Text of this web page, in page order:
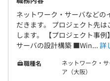
ネットワーク・サーバなどの
だきます。 プロジェクト先
します。 【プロジェクト事
サーバの設計構築 ■Win... 詳
職種名
ネットワーク・
ア（大阪）